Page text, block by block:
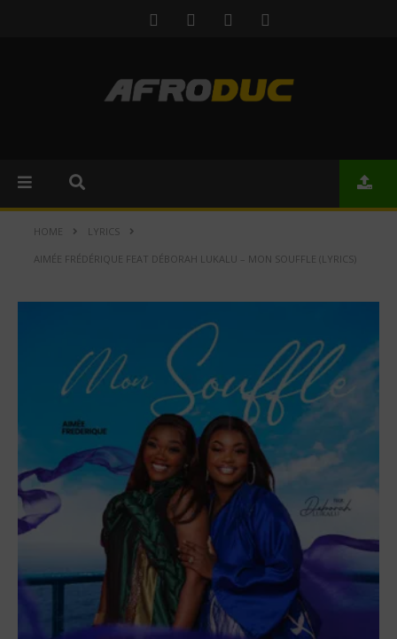
HOME LYRICS
AIMÉE FRÉDÉRIQUE FEAT DÉBORAH LUKALU – MON SOUFFLE (LYRICS)